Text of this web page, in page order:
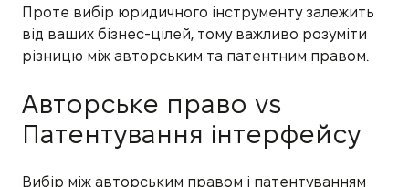
Проте вибір юридичного інструменту залежить
від ваших бізнес-цілей, тому важливо розуміти
різницю між авторським та патентним правом.
Авторське право vs
Патентування інтерфейсу
Вибір між авторським правом і патентуванням